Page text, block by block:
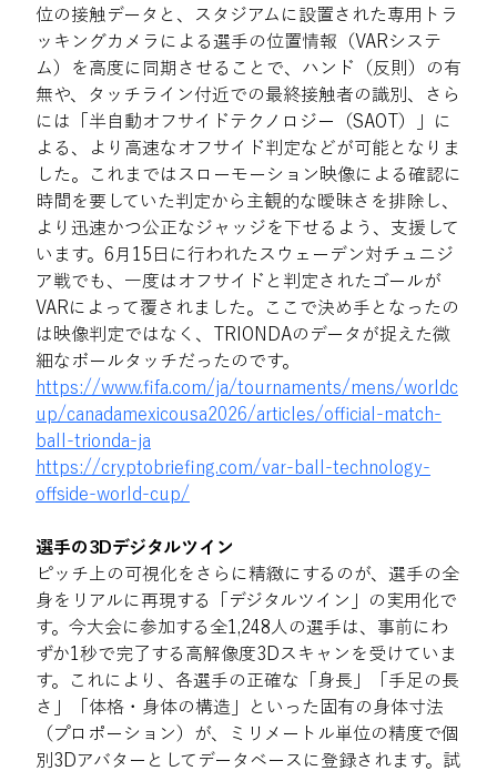
位の接触データと、スタジアムに設置された専用トラ
ッキングカメラによる選手の位置情報（VARシステ
ム）を高度に同期させることで、ハンド（反則）の有
無や、タッチライン付近での最終接触者の識別、さら
には「半自動オフサイドテクノロジー（SAOT）」に
よる、より高速なオフサイド判定などが可能となりま
した。これまではスローモーション映像による確認に
時間を要していた判定から主観的な曖昧さを排除し、
より迅速かつ公正なジャッジを下せるよう、支援して
います。6月15日に行われたスウェーデン対チュニジ
ア戦でも、一度はオフサイドと判定されたゴールが
VARによって覆されました。ここで決め手となったの
は映像判定ではなく、TRIONDAのデータが捉えた微
細なボールタッチだったのです。
https://www.fifa.com/ja/tournaments/mens/worldc
up/canadamexicousa2026/articles/official-match-
ball-trionda-ja
https://cryptobriefing.com/var-ball-technology-
offside-world-cup/
選手の3Dデジタルツイン
ピッチ上の可視化をさらに精緻にするのが、選手の全
身をリアルに再現する「デジタルツイン」の実用化で
す。今大会に参加する全1,248人の選手は、事前にわ
ずか1秒で完了する高解像度3Dスキャンを受けていま
す。これにより、各選手の正確な「身長」「手足の長
さ」「体格・身体の構造」といった固有の身体寸法
（プロポーション）が、ミリメートル単位の精度で個
別3Dアバターとしてデータベースに登録されます。試